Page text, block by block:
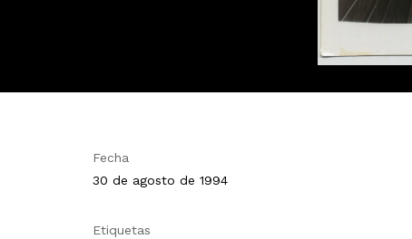
Fecha
30 de agosto de 1994
Etiquetas